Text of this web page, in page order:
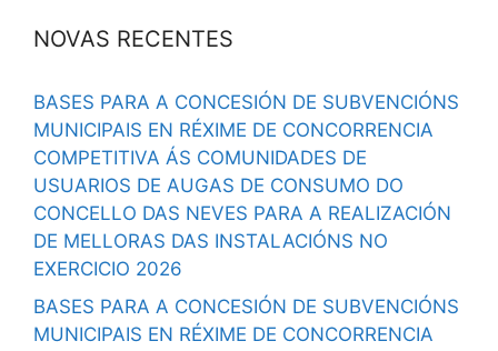
NOVAS RECENTES
BASES PARA A CONCESIÓN DE SUBVENCIÓNS
MUNICIPAIS EN RÉXIME DE CONCORRENCIA
COMPETITIVA ÁS COMUNIDADES DE
USUARIOS DE AUGAS DE CONSUMO DO
CONCELLO DAS NEVES PARA A REALIZACIÓN
DE MELLORAS DAS INSTALACIÓNS NO
EXERCICIO 2026
BASES PARA A CONCESIÓN DE SUBVENCIÓNS
MUNICIPAIS EN RÉXIME DE CONCORRENCIA